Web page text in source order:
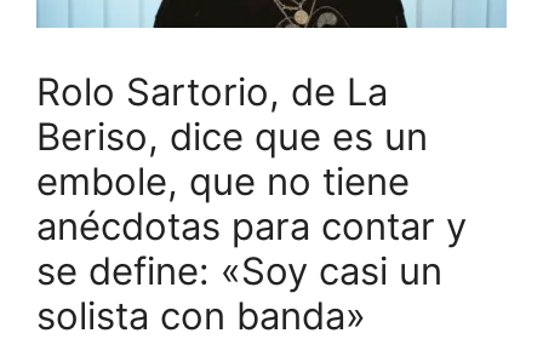
Rolo Sartorio, de La
Beriso, dice que es un
embole, que no tiene
anécdotas para contar y
se define: «Soy casi un
solista con banda»